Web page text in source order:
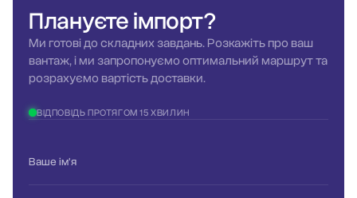
Плануєтеімпорт?
Ми готові до складних завдань. Розкажіть про ваш
вантаж, і ми запропонуємо оптимальний маршрут та
розрахуємо вартість доставки.
ВІДПОВІДЬ ПРОТЯГОМ 15 ХВИЛИН
Ваше ім'я